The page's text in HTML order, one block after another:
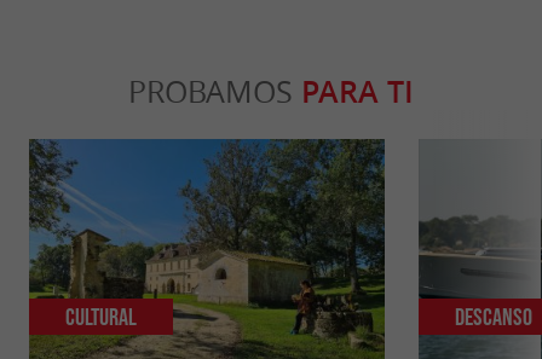
PROBAMOS PARA TI
Cultural Descanso